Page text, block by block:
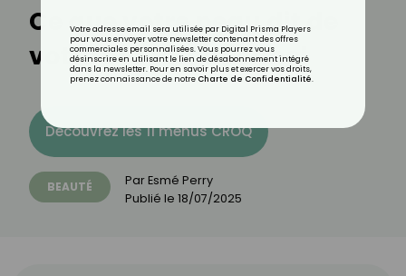
Ce que votre peau dit de
votre état émotionnel
Découvrez les 11 menus CROQ
BEAUTÉ ParEsmé Perry
Publié le 18/07/2025
Votre adresse email sera utilisée par Digital Prisma Players
pour vous envoyer votre newsletter contenant des offres
commerciales personnalisées. Vous pourrez vous
désinscrire en utilisant le lien de désabonnement intégré
dans la newsletter. Pour en savoir plus et exercer vos droits,
prenez connaissance de notre Charte de Confidentialité.